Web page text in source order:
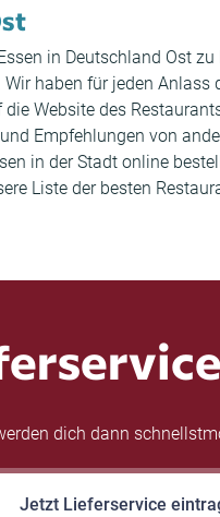
in Deutschland Ost
haben für jeden
Website des
Empfehlungen von
in der Stadt online
Liste der besten
dich dann
Jetzt Lieferservice